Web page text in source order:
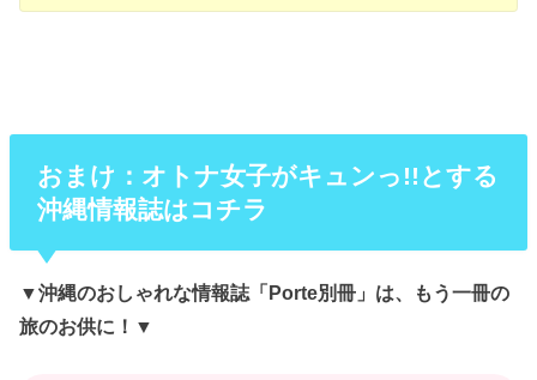
おまけ：オトナ女子がキュンっ!!とする
沖縄情報誌はコチラ
▼沖縄のおしゃれな情報誌「Porte別冊」は、もう一冊の
旅のお供に！ ▼